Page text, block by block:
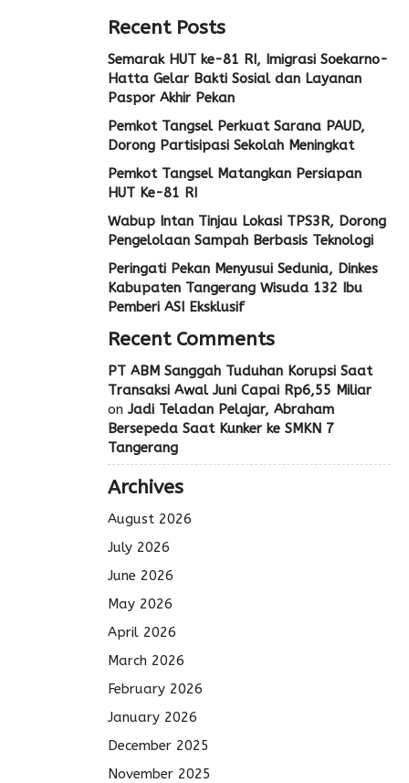
Recent Posts
Semarak HUT ke-81 RI, Imigrasi Soekarno-
Hatta Gelar Bakti Sosial dan Layanan
Paspor Akhir Pekan
Pemkot Tangsel Perkuat Sarana PAUD,
Dorong Partisipasi Sekolah Meningkat
Pemkot Tangsel Matangkan Persiapan
HUT Ke-81 RI
Wabup Intan Tinjau Lokasi TPS3R, Dorong
Pengelolaan Sampah Berbasis Teknologi
Peringati Pekan Menyusui Sedunia, Dinkes
Kabupaten Tangerang Wisuda 132 Ibu
Pemberi ASI Eksklusif
Recent Comments
PT ABM Sanggah Tuduhan Korupsi Saat
Transaksi Awal Juni Capai Rp6,55 Miliar
on Jadi Teladan Pelajar, Abraham
Bersepeda Saat Kunker ke SMKN 7
Tangerang
Archives
August 2026
July 2026
June 2026
May 2026
April 2026
March 2026
February 2026
January 2026
December 2025
November 2025